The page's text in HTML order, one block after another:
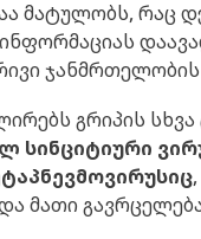
მატულობს, რაც
ინფორმაციას
გრიპის
სინციტიური
მათი